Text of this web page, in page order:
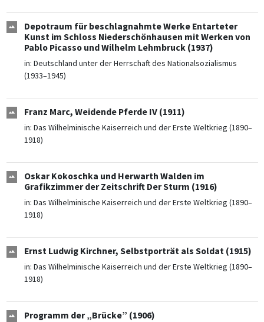
Depotraum für beschlagnahmte Werke Entarteter
Kunst im Schloss Niederschönhausen mit Werken von
Pablo Picasso und Wilhelm Lehmbruck (1937)
in: Deutschland unter der Herrschaft des Nationalsozialismus
(1933–1945)
Franz Marc, Weidende Pferde IV (1911)
in: Das Wilhelminische Kaiserreich und der Erste Weltkrieg (1890–
1918)
Oskar Kokoschka und Herwarth Walden im
Grafikzimmer der Zeitschrift Der Sturm (1916)
in: Das Wilhelminische Kaiserreich und der Erste Weltkrieg (1890–
1918)
Ernst Ludwig Kirchner, Selbstporträt als Soldat (1915)
in: Das Wilhelminische Kaiserreich und der Erste Weltkrieg (1890–
1918)
Programm der „Brücke” (1906)